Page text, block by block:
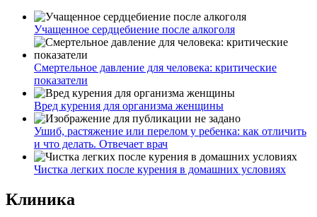
Учащенное сердцебиение после алкоголя
Смертельное давление для человека: критические
показатели
Вред курения для организма женщины
Ушиб, растяжение или перелом у ребенка: как отличить
и что делать. Отвечает врач
Чистка легких после курения в домашних условиях
Клиника